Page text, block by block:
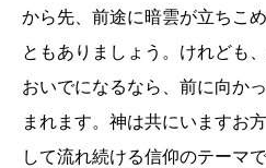
から先、前途に暗雲が立ちこ
ともありましょう。けれども
おいでになるなら、前に向か
まれます。神は共にいますお
して流れ続ける信仰のテーマ